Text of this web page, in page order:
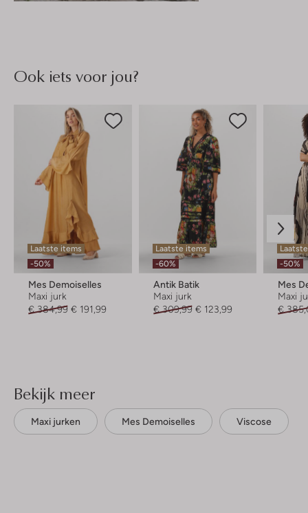
Ook iets voor jou?
Laatste items
-50%
Mes Demoiselles
Maxi jurk
€ 384,99 € 191,99
Laatste items
-60%
Antik Batik
Maxi jurk
€ 309,99 € 123,99
-50%
Mes
Maxi
€
Bekijk meer
Maxi jurken Mes Demoiselles Viscose